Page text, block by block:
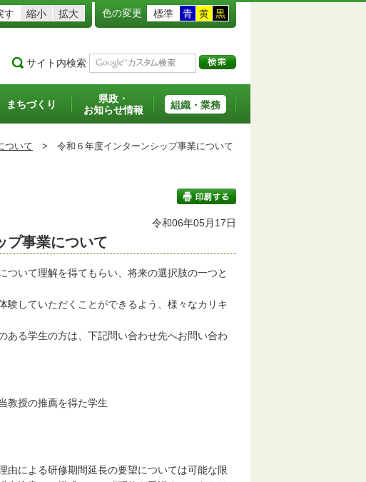
す 縮小 拡大 色の変更 標準 青 黄 黒
サイト内検索
まちづくり
県政・
お知らせ情報
組織・業務
ついて > 令和６年度インターンシップ事業について
印刷する
令和06年05月17日
プ事業について
いて理解を得てもらい、将来の選択肢の一つと
していただくことができるよう、様々なカリキ
る学生の方は、下記問い合わせ先へお問い合わ
教授の推薦を得た学生
による研修期間延長の要望については可能な限